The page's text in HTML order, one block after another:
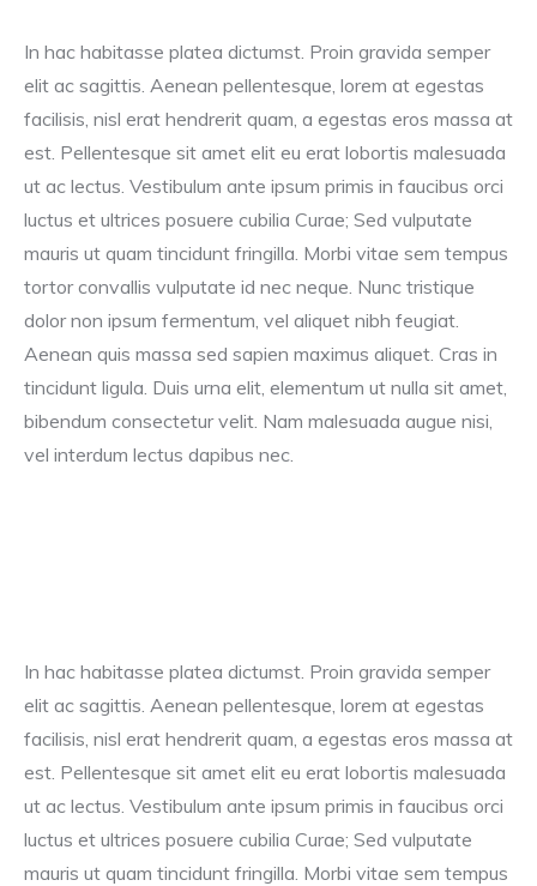
In hac habitasse platea dictumst. Proin gravida semper
elit ac sagittis. Aenean pellentesque, lorem at egestas
facilisis, nisl erat hendrerit quam, a egestas eros massa at
est. Pellentesque sit amet elit eu erat lobortis malesuada
ut ac lectus. Vestibulum ante ipsum primis in faucibus orci
luctus et ultrices posuere cubilia Curae; Sed vulputate
mauris ut quam tincidunt fringilla. Morbi vitae sem tempus
tortor convallis vulputate id nec neque. Nunc tristique
dolor non ipsum fermentum, vel aliquet nibh feugiat.
Aenean quis massa sed sapien maximus aliquet. Cras in
tincidunt ligula. Duis urna elit, elementum ut nulla sit amet,
bibendum consectetur velit. Nam malesuada augue nisi,
vel interdum lectus dapibus nec.
In hac habitasse platea dictumst. Proin gravida semper
elit ac sagittis. Aenean pellentesque, lorem at egestas
facilisis, nisl erat hendrerit quam, a egestas eros massa at
est. Pellentesque sit amet elit eu erat lobortis malesuada
ut ac lectus. Vestibulum ante ipsum primis in faucibus orci
luctus et ultrices posuere cubilia Curae; Sed vulputate
mauris ut quam tincidunt fringilla. Morbi vitae sem tempus